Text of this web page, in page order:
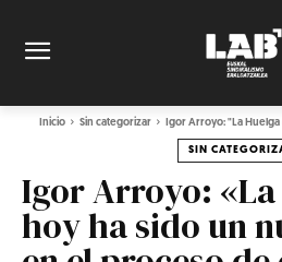
Inicio Sin categorizar Igor Arroyo: "La
SIN
Igor Arroyo: «La
hoy ha sido un